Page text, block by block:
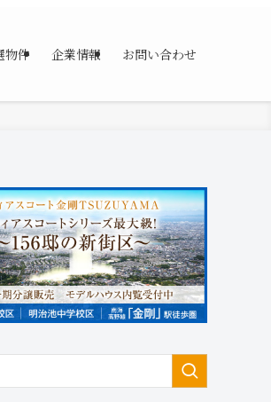
物件 企業情報 お問い合わせ